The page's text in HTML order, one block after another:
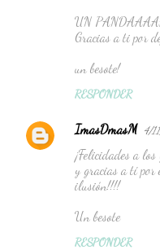
UN
Gracias a ti por
un besote!
RESPONDER
ImasDmasM 4/
¡Felicidades a
y gracias a tí por
ilusión!!!!
Un besote
RESPONDER